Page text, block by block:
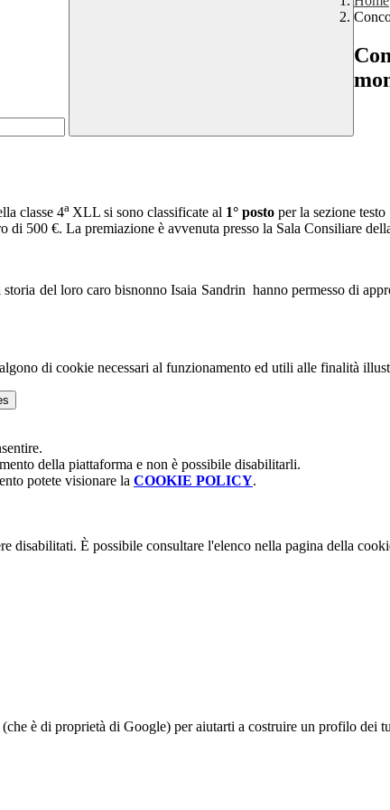
classe 4a XLL si sono classificate al 1° posto per la sezione
di 500 €. La premiazione è avvenuta presso la Sala Consiliare
del loro caro bisnonno Isaia Sandrin hanno permesso di
di cookie necessari al funzionamento ed utili alle finalità
della piattaforma e non è possibile disabilitarli.
potete visionare la COOKIE POLICY.
disabilitati. È possibile consultare l'elenco nella pagina della
è di proprietà di Google) per aiutarti a costruire un profilo dei